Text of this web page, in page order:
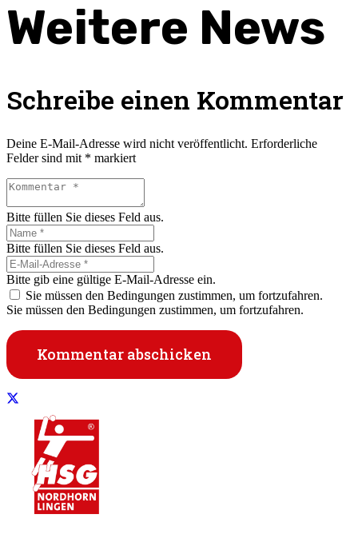
Weitere News
Schreibe einen Kommentar
Deine E-Mail-Adresse wird nicht veröffentlicht. Erforderliche
Felder sind mit * markiert
Bitte füllen Sie dieses Feld aus.
Bitte füllen Sie dieses Feld aus.
Bitte gib eine gültige E-Mail-Adresse ein.
Sie müssen den Bedingungen zustimmen, um fortzufahren.
Sie müssen den Bedingungen zustimmen, um fortzufahren.
Kommentar abschicken